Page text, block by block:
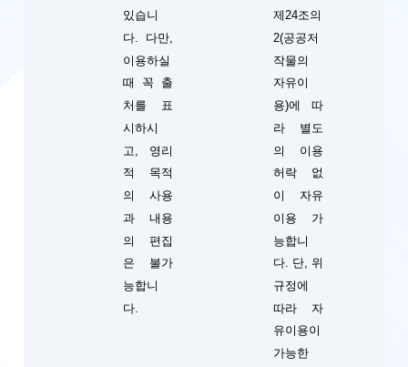
있습니
다. 다만,
이용하실
때 꼭 출
처를 표
시하시
고, 영리
적 목적
의 사용
과 내용
의 편집
은 불가
능합니
다.
제24조의
2(공공저
작물의
자유이
용)에 따
라 별도
의 이용
허락 없
이 자유
이용 가
능합니
다. 단, 위
규정에
따라 자
유이용이
가능한